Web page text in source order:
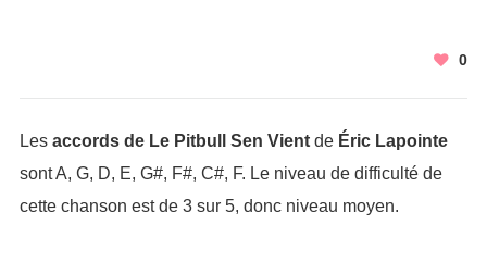
0
Les accords de Le Pitbull Sen Vientde Éric Lapointe
sont A, G, D, E, G#, F#, C#, F. Le niveau de difficulté de
cette chanson est de 3 sur 5, donc niveau moyen.